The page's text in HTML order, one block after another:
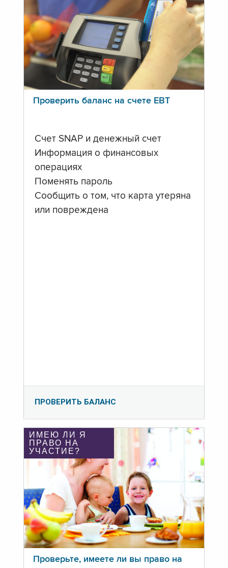
Проверить баланс на счете ЕВТ
Счет SNAP и денежный счет
Информация о финансовых
операциях
Поменять пароль
Сообщить о том, что карта утеряна
или повреждена
ПРОВЕРИТЬ БАЛАНС
ИМЕЮ ЛИ Я
ПРАВО НА
УЧАСТИЕ?
Проверьте, имеете ли вы право на